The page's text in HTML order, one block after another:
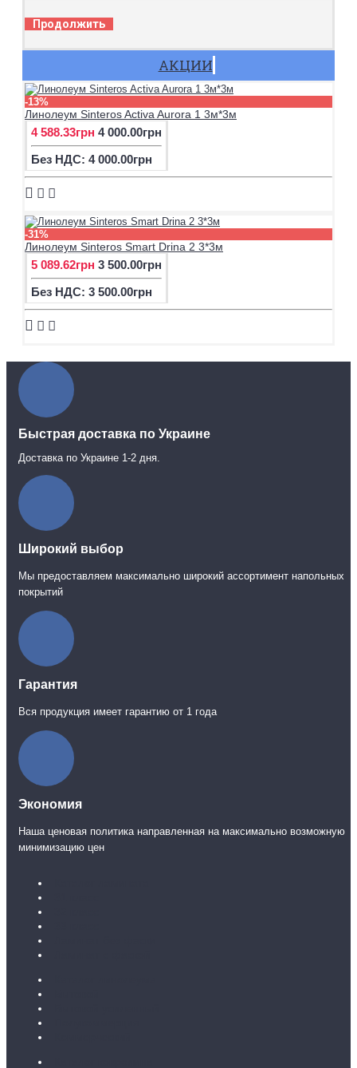
Продолжить
АКЦИИ
-13%
Линолеум Sinteros Activa Aurora 1 3м*3м
4 588.33грн 4 000.00грн
Без НДС: 4 000.00грн
-31%
Линолеум Sinteros Smart Drina 2 3*3м
5 089.62грн 3 500.00грн
Без НДС: 3 500.00грн
Быстрая доставка по Украине
Доставка по Украине 1-2 дня.
Широкий выбор
Мы предоставляем максимально широкий ассортимент напольных
покрытий
Гарантия
Вся продукция имеет гарантию от 1 года
Экономия
Наша ценовая политика направленная на максимально возможную
минимизацию цен